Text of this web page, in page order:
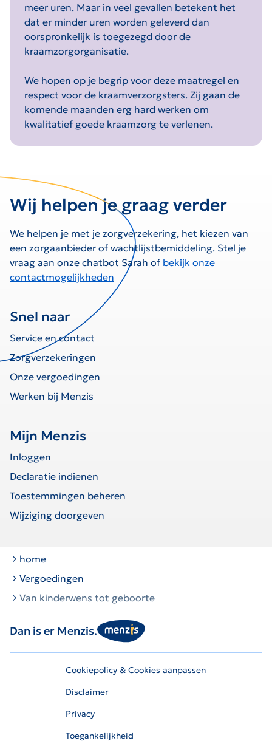
meer uren. Maar in veel gevallen betekent het
dat er minder uren worden geleverd dan
oorspronkelijk is toegezegd door de
kraamzorgorganisatie.
We hopen op je begrip voor deze maatregel en
respect voor de kraamverzorgsters. Zij gaan de
komende maanden erg hard werken om
kwalitatief goede kraamzorg te verlenen.
Wij helpen je graag verder
We helpen je met je zorgverzekering, het kiezen van
een zorgaanbieder of wachtlijstbemiddeling. Stel je
vraag aan onze chatbot Sarah of bekijk onze
contactmogelijkheden
Snel naar
Service en contact
Zorgverzekeringen
Onze vergoedingen
Werken bij Menzis
Mijn Menzis
Inloggen
Declaratie indienen
Toestemmingen beheren
Wijziging doorgeven
home
Vergoedingen
Van kinderwens tot geboorte
Dan is er Menzis.
Cookiepolicy & Cookies aanpassen
Disclaimer
Privacy
Toegankelijkheid